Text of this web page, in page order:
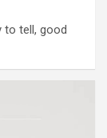
to tell, good